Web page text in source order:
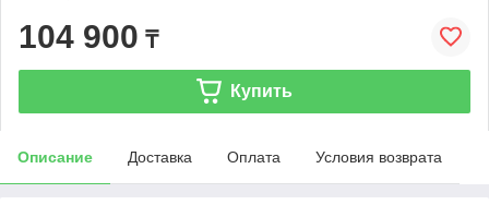
104 900 ₸
Купить
Описание Доставка Оплата Условия возврата